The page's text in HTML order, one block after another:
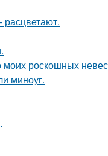
роскошных
миноуг.